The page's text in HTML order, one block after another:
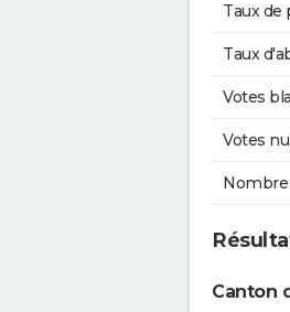
Taux de
Taux
Votes
Votes
Canton